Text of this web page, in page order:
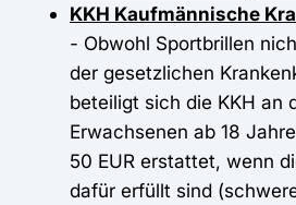
KKH Kaufmännische
- Obwohl Sportbrillen
der gesetzlichen
beteiligt sich die KKH an
Erwachsenen ab 18
50 EUR erstattet, wenn
dafür erfüllt sind